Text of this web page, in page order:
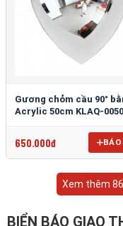
Gương chỏm cầu 90°
Acrylic 50cm KLAQ-0050
650.000đ BÁO
Xem thêm
BIỂN BÁO GIAO